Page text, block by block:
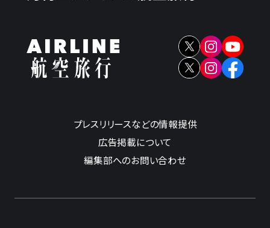
プレスリリースなどの情報提供
広告掲載について
編集部へのお問い合わせ